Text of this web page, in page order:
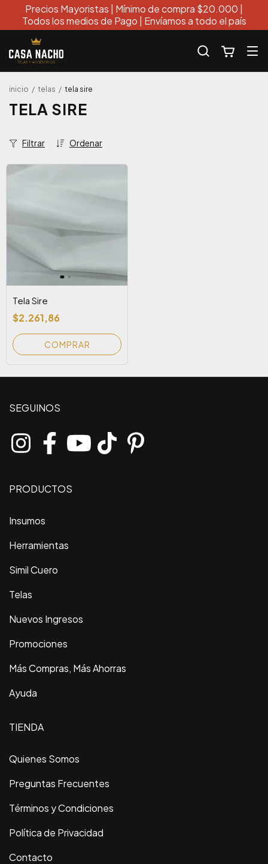
Precios Mayoristas | Mínimo de compra $20.000 |
Todos los medios de Pago | Envíamos a todo el país
inicio / telas / tela sire
TELA SIRE
Ordenar
Filtrar
Tela Sire
$2.261,86
COMPRAR
SEGUINOS
PRODUCTOS
Insumos
Herramientas
Simil Cuero
Telas
Nuevos Ingresos
Promociones
Más Compras, Más Ahorras
Ayuda
TIENDA
Quienes Somos
Preguntas Frecuentes
Términos y Condiciones
Política de Privacidad
Contacto